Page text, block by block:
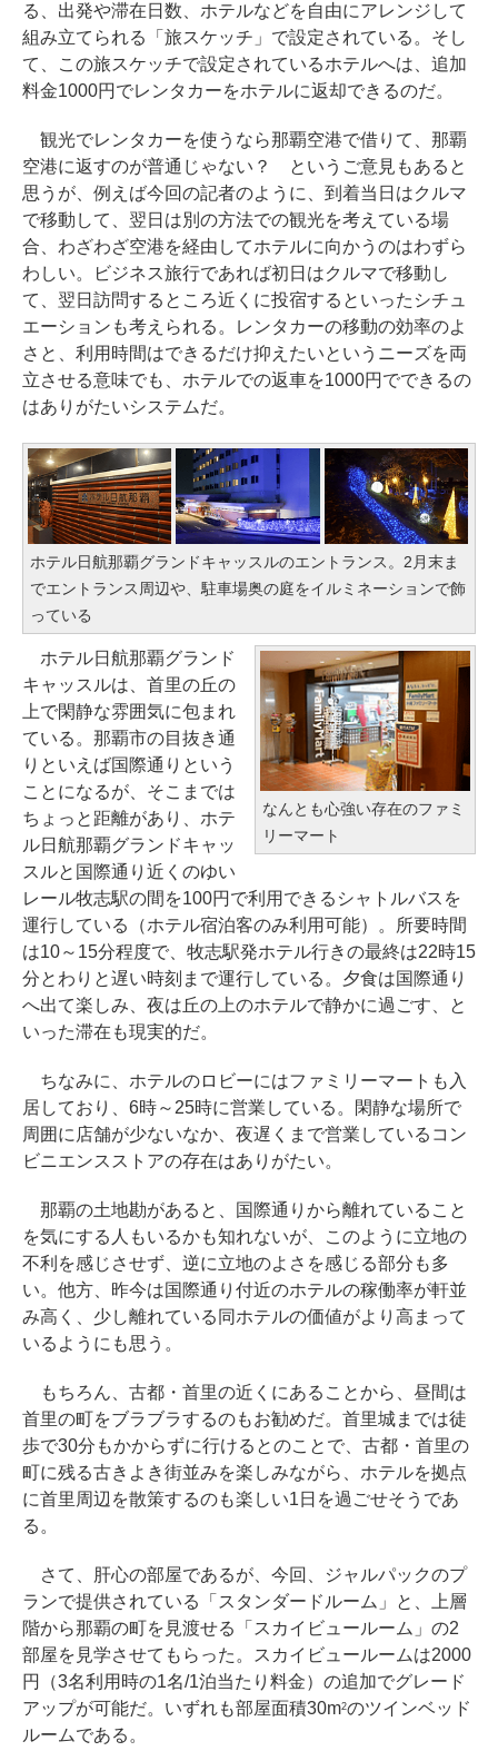
る、出発や滞在日数、ホテルなどを自由にアレンジして
組み立てられる「旅スケッチ」で設定されている。そし
て、この旅スケッチで設定されているホテルへは、追加
料金1000円でレンタカーをホテルに返却できるのだ。
観光でレンタカーを使うなら那覇空港で借りて、那覇
空港に返すのが普通じゃない？ というご意見もあると
思うが、例えば今回の記者のように、到着当日はクルマ
で移動して、翌日は別の方法での観光を考えている場
合、わざわざ空港を経由してホテルに向かうのはわずら
わしい。ビジネス旅行であれば初日はクルマで移動し
て、翌日訪問するところ近くに投宿するといったシチュ
エーションも考えられる。レンタカーの移動の効率のよ
さと、利用時間はできるだけ抑えたいというニーズを両
立させる意味でも、ホテルでの返車を1000円でできるの
はありがたいシステムだ。
ホテル日航那覇グランドキャッスルのエントランス。2月末ま
でエントランス周辺や、駐車場奥の庭をイルミネーションで飾
っている
なんとも心強い存在のファミ
リーマート
ホテル日航那覇グランド
キャッスルは、首里の丘の
上で閑静な雰囲気に包まれ
ている。那覇市の目抜き通
りといえば国際通りという
ことになるが、そこまでは
ちょっと距離があり、ホテ
ル日航那覇グランドキャッ
スルと国際通り近くのゆい
レール牧志駅の間を100円で利用できるシャトルバスを
運行している（ホテル宿泊客のみ利用可能）。所要時間
は10～15分程度で、牧志駅発ホテル行きの最終は22時15
分とわりと遅い時刻まで運行している。夕食は国際通り
へ出て楽しみ、夜は丘の上のホテルで静かに過ごす、と
いった滞在も現実的だ。
ちなみに、ホテルのロビーにはファミリーマートも入
居しており、6時～25時に営業している。閑静な場所で
周囲に店舗が少ないなか、夜遅くまで営業しているコン
ビニエンスストアの存在はありがたい。
那覇の土地勘があると、国際通りから離れていること
を気にする人もいるかも知れないが、このように立地の
不利を感じさせず、逆に立地のよさを感じる部分も多
い。他方、昨今は国際通り付近のホテルの稼働率が軒並
み高く、少し離れている同ホテルの価値がより高まって
いるようにも思う。
もちろん、古都・首里の近くにあることから、昼間は
首里の町をブラブラするのもお勧めだ。首里城までは徒
歩で30分もかからずに行けるとのことで、古都・首里の
町に残る古きよき街並みを楽しみながら、ホテルを拠点
に首里周辺を散策するのも楽しい1日を過ごせそうであ
る。
さて、肝心の部屋であるが、今回、ジャルパックのプ
ランで提供されている「スタンダードルーム」と、上層
階から那覇の町を見渡せる「スカイビュールーム」の2
部屋を見学させてもらった。スカイビュールームは2000
円（3名利用時の1名/1泊当たり料金）の追加でグレード
アップが可能だ。いずれも部屋面積30m2のツインベッド
ルームである。